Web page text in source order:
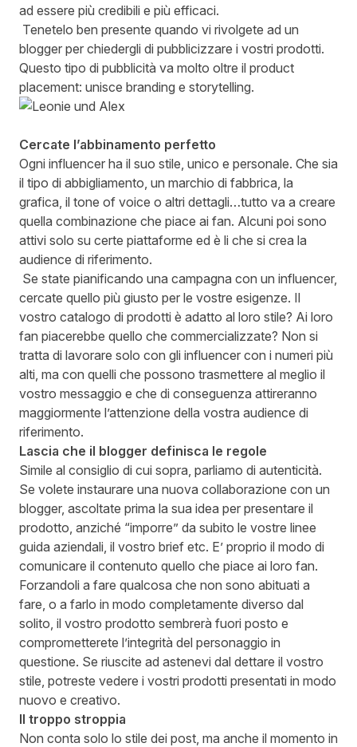
ad essere più credibili e più efficaci.
Tenetelo ben presente quando vi rivolgete ad un
blogger per chiedergli di pubblicizzare i vostri prodotti.
Questo tipo di pubblicità va molto oltre il product
placement: unisce branding e storytelling.
Cercate l’abbinamento perfetto
Ogni influencer ha il suo stile, unico e personale. Che sia
il tipo di abbigliamento, un marchio di fabbrica, la
grafica, il tone of voice o altri dettagli…tutto va a creare
quella combinazione che piace ai fan. Alcuni poi sono
attivi solo su certe piattaforme ed è li che si crea la
audience di riferimento.
Se state pianificando una campagna con un influencer,
cercate quello più giusto per le vostre esigenze. Il
vostro catalogo di prodotti è adatto al loro stile? Ai loro
fan piacerebbe quello che commercializzate? Non si
tratta di lavorare solo con gli influencer con i numeri più
alti, ma con quelli che possono trasmettere al meglio il
vostro messaggio e che di conseguenza attireranno
maggiormente l’attenzione della vostra audience di
riferimento.
Lascia che il blogger definisca le regole
Simile al consiglio di cui sopra, parliamo di autenticità.
Se volete instaurare una nuova collaborazione con un
blogger, ascoltate prima la sua idea per presentare il
prodotto, anziché “imporre” da subito le vostre linee
guida aziendali, il vostro brief etc. E’ proprio il modo di
comunicare il contenuto quello che piace ai loro fan.
Forzandoli a fare qualcosa che non sono abituati a
fare, o a farlo in modo completamente diverso dal
solito, il vostro prodotto sembrerà fuori posto e
comprometterete l’integrità del personaggio in
questione. Se riuscite ad astenevi dal dettare il vostro
stile, potreste vedere i vostri prodotti presentati in modo
nuovo e creativo.
Il troppo stroppia
Non conta solo lo stile dei post, ma anche il momento in